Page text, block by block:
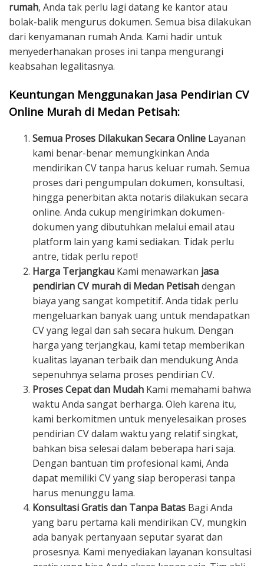
rumah, Anda tak perlu lagi datang ke kantor atau
bolak-balik mengurus dokumen. Semua bisa dilakukan
dari kenyamanan rumah Anda. Kami hadir untuk
menyederhanakan proses ini tanpa mengurangi
keabsahan legalitasnya.
Keuntungan Menggunakan Jasa Pendirian CV
Online Murah di Medan Petisah:
Semua Proses Dilakukan Secara Online Layanan
kami benar-benar memungkinkan Anda
mendirikan CV tanpa harus keluar rumah. Semua
proses dari pengumpulan dokumen, konsultasi,
hingga penerbitan akta notaris dilakukan secara
online. Anda cukup mengirimkan dokumen-
dokumen yang dibutuhkan melalui email atau
platform lain yang kami sediakan. Tidak perlu
antre, tidak perlu repot!
Harga Terjangkau Kami menawarkan jasa
pendirian CV murah di Medan Petisahdengan
biaya yang sangat kompetitif. Anda tidak perlu
mengeluarkan banyak uang untuk mendapatkan
CV yang legal dan sah secara hukum. Dengan
harga yang terjangkau, kami tetap memberikan
kualitas layanan terbaik dan mendukung Anda
sepenuhnya selama proses pendirian CV.
Proses Cepat dan Mudah Kami memahami bahwa
waktu Anda sangat berharga. Oleh karena itu,
kami berkomitmen untuk menyelesaikan proses
pendirian CV dalam waktu yang relatif singkat,
bahkan bisa selesai dalam beberapa hari saja.
Dengan bantuan tim profesional kami, Anda
dapat memiliki CV yang siap beroperasi tanpa
harus menunggu lama.
Konsultasi Gratis dan Tanpa Batas Bagi Anda
yang baru pertama kali mendirikan CV, mungkin
ada banyak pertanyaan seputar syarat dan
prosesnya. Kami menyediakan layanan konsultasi